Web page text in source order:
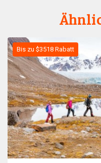
Bis zu $3518 Rabatt